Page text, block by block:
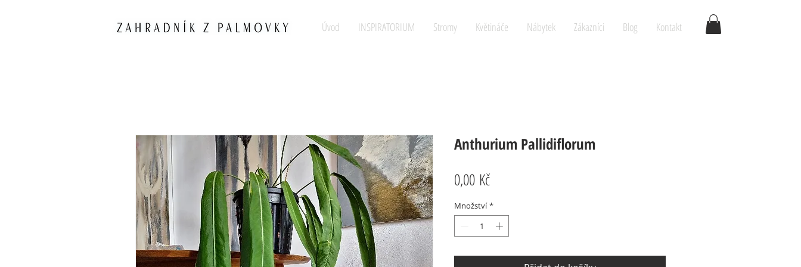
Úvod INSPIRATORIUM Stromy Květináče Nábytek Zákazníci Blog Kontakt
Anthurium Pallidiflorum
0,00 KčCena
Množství *